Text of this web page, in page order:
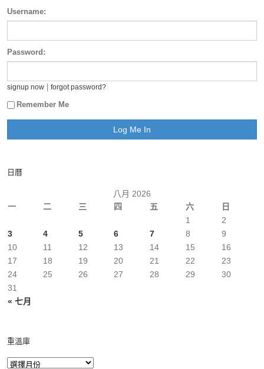
Username:
Password:
signup now forgot password?
Remember Me
日曆
八月 2026
一
二 三 四 五 六 日
« 七月
1
2
3
4 5 6 7 8
9
10
11 12 13 14 15
16
17
18 19 20 21 22
23
24
25 26 27 28 29
30
31
重溫庫